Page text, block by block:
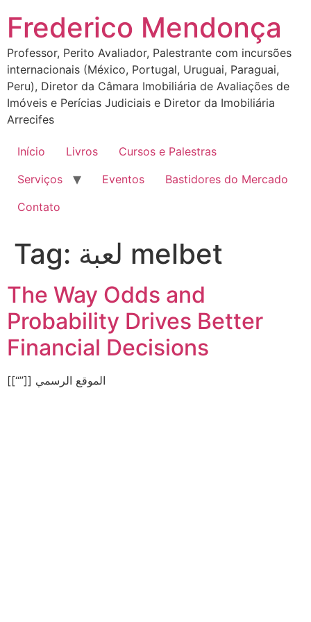
para
conteúdo
Frederico Mendonça
Professor, Perito Avaliador, Palestrante com incursões
internacionais (México, Portugal, Uruguai, Paraguai,
Peru), Diretor da Câmara Imobiliária de Avaliações de
Imóveis e Perícias Judiciais e Diretor da Imobiliária
Arrecifes
Início Livros
Cursos e Palestras
Serviços
Eventos
Bastidores do Mercado
Contato
Tag: لعبة melbet
The Way Odds and
Probability Drives Better
Financial Decisions
[[“”]] الموقع الرسمي